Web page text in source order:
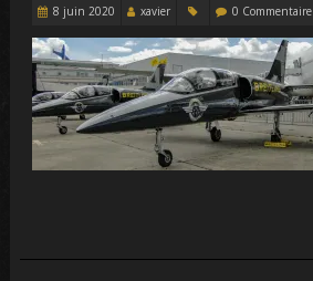
8 juin 2020 xavier 0 Commentaire